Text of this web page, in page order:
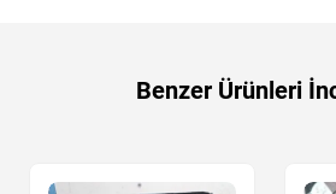
Benzer Ürünleri